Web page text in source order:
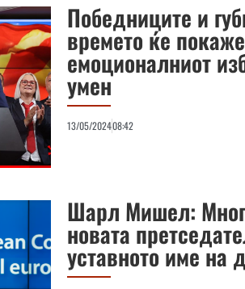
Победниците и
времето ќе
емоционалниот
умен
13/05/202408:42
Шарл Мишел:
новата
уставното име на